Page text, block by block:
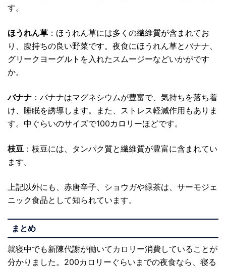
す。
ほうれん草 ：ほうれん草には多くの繊維質が含まれてお
り、腹持ちの良い野菜です。夜食にほうれん草とバナナ、
グリークヨーグルトを入れたスムージーなどいかがです
か。
バナナ ：バナナはマグネシウムが豊富で、気持ちを落ち着
け、睡眠を誘導します。また、ストレス軽減作用もありま
す。中ぐらいのサイズで100カロリーほどです。
枝豆 ：枝豆には、タンパク質と繊維質が豊富に含まれてい
ます。
上記以外にも、赤唐辛子、ショウガや緑茶は、サーモジェ
ニック食品として知られています。
まとめ
就寝中でも新陳代謝が働いてカロリー消費していることが
分かりました。200カロリーぐらいまでの夜食なら、寝る